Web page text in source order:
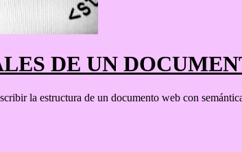
DE UN
la estructura de un documento web con